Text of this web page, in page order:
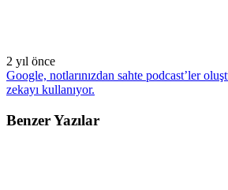
2 yıl önce
Google, notlarınızdan sahte podcast’ler
zekayı kullanıyor.
Benzer Yazılar